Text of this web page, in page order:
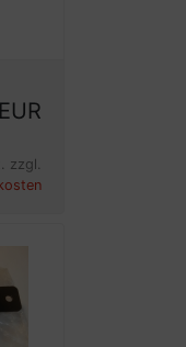
zzgl.